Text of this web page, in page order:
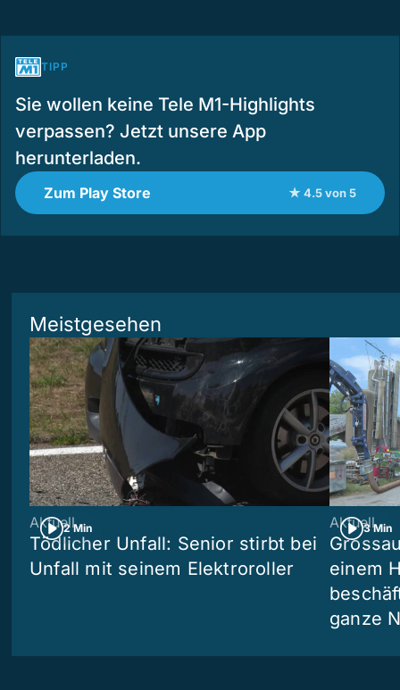
TIPP
Sie wollen keine Tele M1-Highlights
verpassen? Jetzt unsere App
herunterladen.
Zum Play Store ★ 4.5 von 5
Meistgesehen
2 Min
Aktuell
Tödlicher Unfall: Senior stirbt bei
Unfall mit seinem Elektroroller
3 Min
Aktuell
einem
ganze